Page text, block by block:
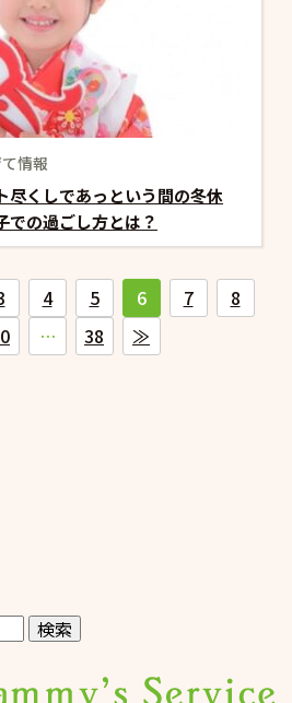
情報
尽くしであっという間の冬休
での過ごし方とは？
4 5 6 7
8
… 38 ≫